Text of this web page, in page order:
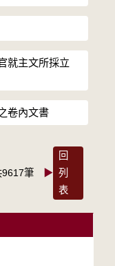
就主文所採立
卷內文書
筆 ▶
回
列
表